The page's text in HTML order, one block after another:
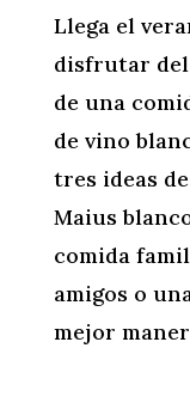
Llega el
disfrutar del
de una
de vino
tres ideas
Maius
comida
amigos o
mejor